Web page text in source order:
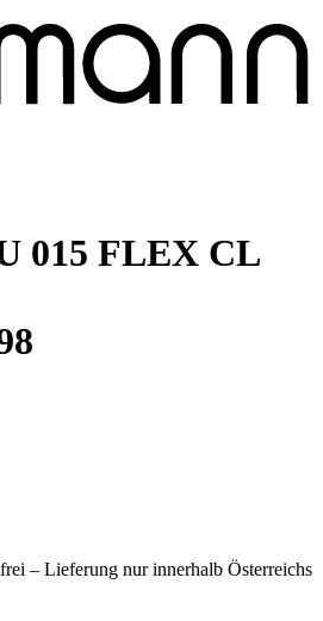
015 FLEX CL
– Lieferung nur innerhalb Österreichs